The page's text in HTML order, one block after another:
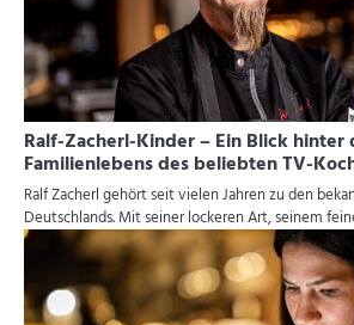
Ralf-Zacherl-Kinder – Ein Blick hinter
Familienlebens des beliebten TV-
Ralf Zacherl gehört seit vielen Jahren zu den
Deutschlands. Mit seiner lockeren Art, seinem